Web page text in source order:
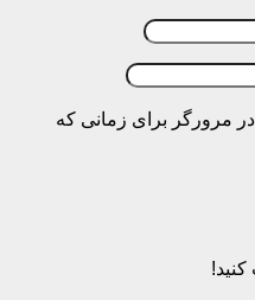
مرورگر برای زمانی که
کنید!